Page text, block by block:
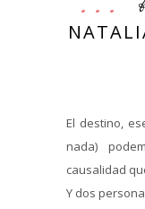
El destino,
nada)
causalidad
Y dos